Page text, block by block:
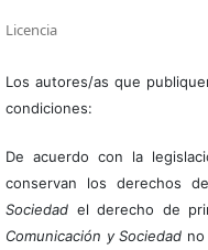
Licencia
Los autores/as que
condiciones:
De acuerdo con la
conservan los derechos
Sociedadel derecho de
Comunicación y Sociedad